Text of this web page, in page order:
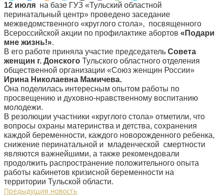
12 июля на базе ГУЗ «Тульский областной
перинатальный центр» проведено заседание
межведомственного «круглого стола», посвященного
Всероссийской акции по профилактике абортов «Подари
мне жизнь!».
В его работе приняла участие председатель Совета
женщин г. Донского Тульского областного отделения
общественной организации «Союз женщин России»
Ирина Николаевна Мамичева.
Она поделилась интересным опытом работы по
просвещению и духовно-нравственному воспитанию
молодежи.
В резолюции участники «круглого стола» отметили, что
вопросы охраны материнства и детства, сохранения
каждой беременности, каждого новорожденного ребенка,
снижение перинатальной и младенческой смертности
являются важнейшими, а также рекомендовали
продолжить распространение положительного опыта
работы кабинетов кризисной беременности на
территории Тульской области.
Предыдущия новость